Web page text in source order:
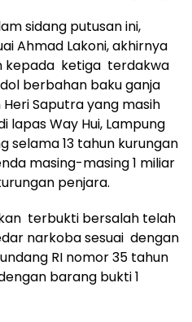
sidang putusan ini,
Ahmad Lakoni, akhirnya
kepada ketiga terdakwa
berbahan baku ganja
Saputra yang masih
lapas Way Hui, Lampung
selama 13 tahun kurungan
masing-masing 1 miliar
penjara.
terbukti bersalah telah
narkoba sesuai dengan
RI nomor 35 tahun
barang bukti 1